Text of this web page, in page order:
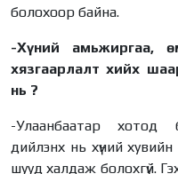
болохоор байна.
-Хүний амьжиргаа,
хязгаарлалт хийх
нь ?
-Улаанбаатар хотод
дийлэнх нь хүний
шууд халдаж болохгүй.